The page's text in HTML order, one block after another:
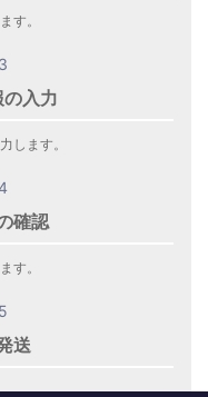
す。
入力
します。
確認
す。
送